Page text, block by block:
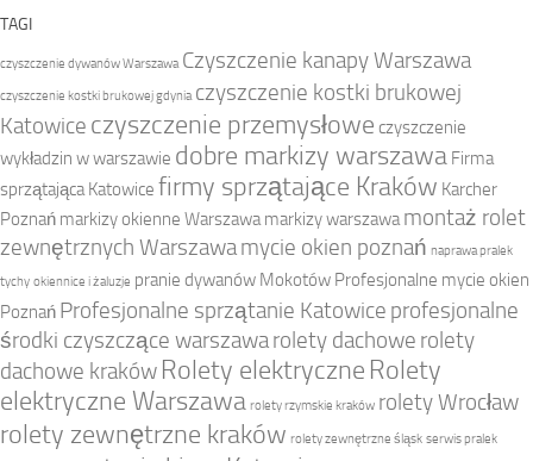
TAGI
czyszczenie dywanów Warszawa Czyszczenie kanapy Warszawa
czyszczenie kostki brukowej gdynia czyszczenie kostki brukowej
Katowice czyszczenie przemysłowe czyszczenie
wykładzin w warszawie dobre markizy warszawa Firma
sprzątająca Katowice firmy sprzątające Kraków Karcher
Poznań markizy okienne Warszawa markizy warszawa montaż rolet
zewnętrznych Warszawamycie okien poznań naprawa pralek
tychy okiennice i żaluzje pranie dywanów Mokotów Profesjonalne mycie okien
Poznań Profesjonalne sprzątanie Katowice profesjonalne
środki czyszczące warszawarolety dachowe rolety
dachowe kraków Rolety elektryczne Rolety
elektryczne Warszawa rolety rzymskie kraków rolety Wrocław
rolety zewnętrzne kraków rolety zewnętrzne śląsk serwis pralek